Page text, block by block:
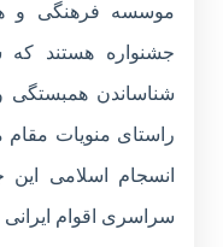
موسسه فرهنگی و
جشنواره هستند
شناساندن همبستگی
راستای منویات مقام
انسجام اسلامی
سراسری اقوام